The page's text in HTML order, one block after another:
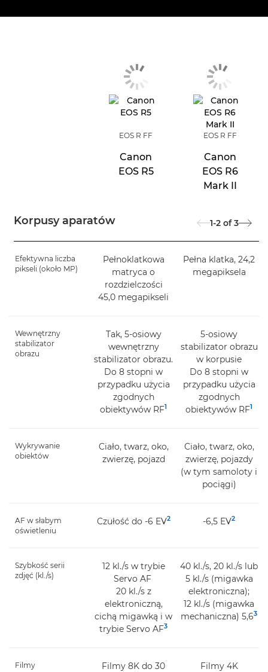
Korpusy aparatów
EOS R FF
Canon
EOS R5
EOS R FF
Canon
EOS R6
Mark II
1-2 of 3
Efektywna liczba
pikseli (około MP)
Pełnoklatkowa
matryca o
rozdzielczości
45,0 megapikseli
Pełna klatka, 24,2
megapiksela
Wewnętrzny
stabilizator
obrazu
Tak, 5-osiowy
wewnętrzny
stabilizator obrazu.
Do 8 stopni w
przypadku użycia
zgodnych
obiektywów RF1
5-osiowy
stabilizator obrazu
w korpusie
Do 8 stopni w
przypadku użycia
zgodnych
obiektywów RF1
Wykrywanie
obiektów
Ciało, twarz, oko,
zwierzę, pojazd
Ciało, twarz, oko,
zwierzę, pojazdy
(w tym samoloty i
pociągi)
AF w słabym
oświetleniu
Czułość do -6 EV2 -6,5 EV2
Szybkość serii
zdjęć (kl./s)
12 kl./s w trybie
Servo AF
20 kl./s z
elektroniczną,
cichą migawką i w
trybie Servo AF3
40 kl./s, 20 kl./s lub
5 kl./s (migawka
elektroniczna);
12 kl./s (migawka
mechaniczna) 5,63
Filmy
Filmy 8K do 30
Filmy 4K